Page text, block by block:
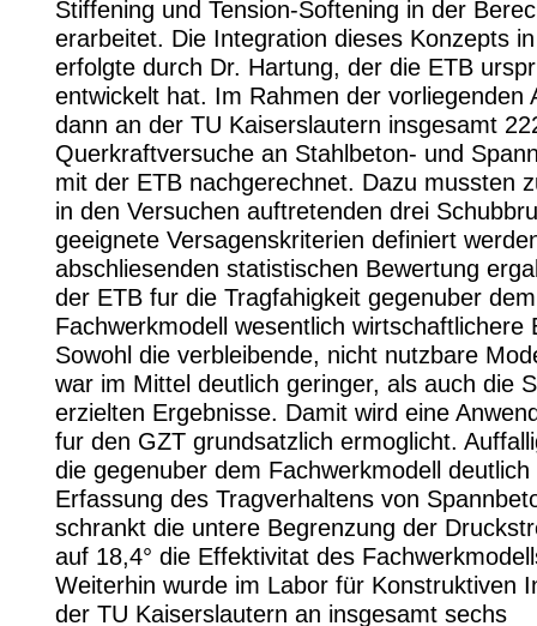
Stiffening und Tension-Softening in der
erarbeitet. Die Integration dieses Konzepts
erfolgte durch Dr. Hartung, der die ETB
entwickelt hat. Im Rahmen der vorliegenden
dann an der TU Kaiserslautern insgesamt
Querkraftversuche an Stahlbeton- und
mit der ETB nachgerechnet. Dazu mussten
in den Versuchen auftretenden drei
geeignete Versagenskriterien definiert
abschliesenden statistischen Bewertung
der ETB fur die Tragfahigkeit gegenuber dem
Fachwerkmodell wesentlich wirtschaftlichere
Sowohl die verbleibende, nicht nutzbare
war im Mittel deutlich geringer, als auch die
erzielten Ergebnisse. Damit wird eine
fur den GZT grundsatzlich ermoglicht.
die gegenuber dem Fachwerkmodell deutlich
Erfassung des Tragverhaltens von
schrankt die untere Begrenzung der
auf 18,4° die Effektivitat des
Weiterhin wurde im Labor für Konstruktiven
der TU Kaiserslautern an insgesamt sechs